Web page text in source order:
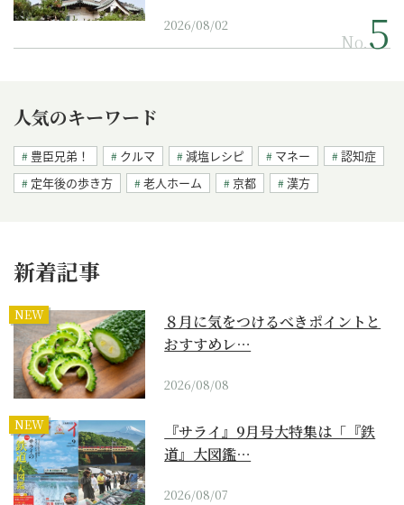
2026/08/02
No.
人気のキーワード
豊臣兄弟！ クルマ 減塩レシピ マネー
認知症
定年後の歩き方
老人ホーム 京都 漢方
新着記事
NEW
８月に気をつけるべきポイントと
おすすめレ…
2026/08/08
NEW
『サライ』9月号大特集は「『鉄
道』大図鑑…
2026/08/07